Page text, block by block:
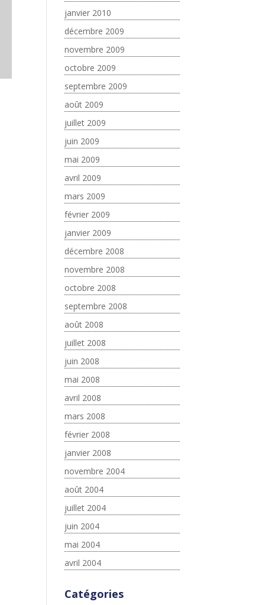
janvier 2010
décembre 2009
novembre 2009
octobre 2009
septembre 2009
août 2009
juillet 2009
juin 2009
mai 2009
avril 2009
mars 2009
février 2009
janvier 2009
décembre 2008
novembre 2008
octobre 2008
septembre 2008
août 2008
juillet 2008
juin 2008
mai 2008
avril 2008
mars 2008
février 2008
janvier 2008
novembre 2004
août 2004
juillet 2004
juin 2004
mai 2004
avril 2004
Catégories